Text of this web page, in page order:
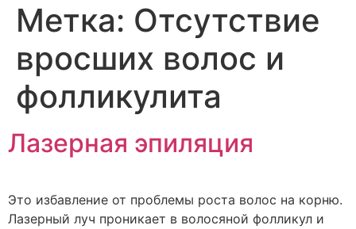
Метка: Отсутствие
вросших волос и
фолликулита
Лазерная эпиляция
Это избавление от проблемы роста волос на корню.
Лазерный луч проникает в волосяной фолликул и